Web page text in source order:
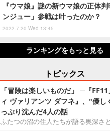
『ウマ娘』謎の新ウマ娘の正体
ンジュー」参戦は叶ったのか？
2022.7.20 Wed 13:45
ランキングをもっと見る
トピックス
「冒険は楽しいものだ」 ─『
ィ ヴァリアンツ ダフネ』、"優し
っぷり沈んだ4人の話
ふたつの沼の住人たちが語る奥深さと